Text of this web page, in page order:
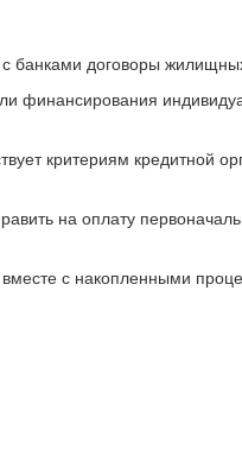
банками договоры
критериям
на оплату
с накопленными